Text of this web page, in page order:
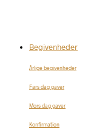
Begivenheder
Årlige begivenheder
Fars dag gaver
Mors dag gaver
Konfirmation